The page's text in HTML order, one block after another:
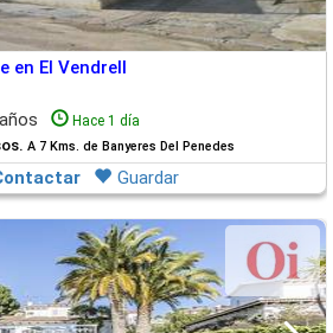
en El Vendrell
Hace 1 día
A 7 Kms. de Banyeres Del Penedes
Guardar